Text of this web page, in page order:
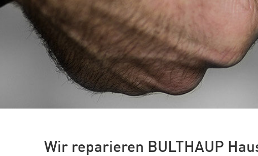
Wir reparieren BULTHAUP